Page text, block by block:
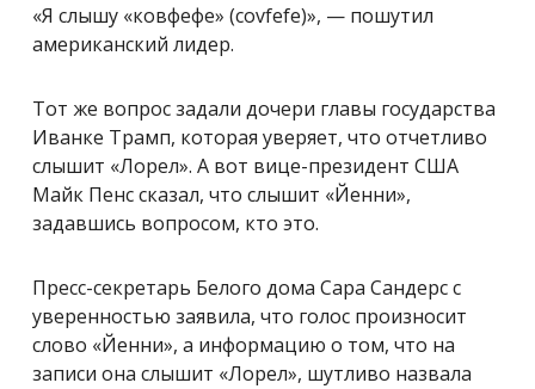
«Я слышу «ковфефе» (covfefe)», — пошутил
американский лидер.
Тот же вопрос задали дочери главы государства
Иванке Трамп, которая уверяет, что отчетливо
слышит «Лорел». А вот вице-президент США
Майк Пенс сказал, что слышит «Йенни»,
задавшись вопросом, кто это.
Пресс-секретарь Белого дома Сара Сандерс с
уверенностью заявила, что голос произносит
слово «Йенни», а информацию о том, что на
записи она слышит «Лорел», шутливо назвала